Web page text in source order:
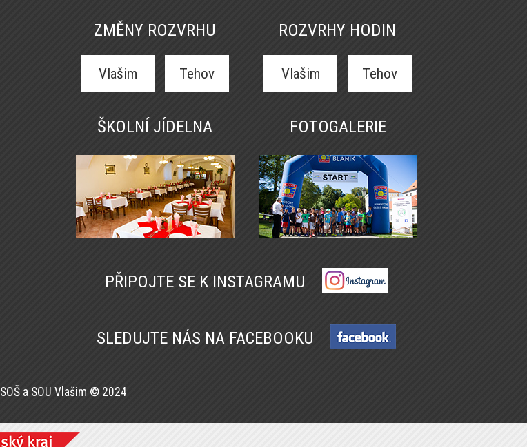
ZMĚNY ROZVRHU
Vlašim Tehov
ROZVRHY HODIN
Vlašim Tehov
ŠKOLNÍ JÍDELNA FOTOGALERIE
PŘIPOJTE SE K INSTAGRAMU
SLEDUJTE NÁS NA FACEBOOKU
SOŠ a SOU Vlašim © 2024